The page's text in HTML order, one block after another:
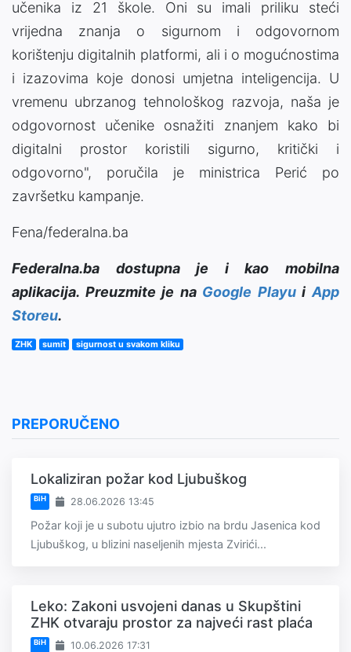
učenika iz 21 škole. Oni su imali priliku steći
vrijedna znanja o sigurnom i odgovornom
korištenju digitalnih platformi, ali i o mogućnostima
i izazovima koje donosi umjetna inteligencija. U
vremenu ubrzanog tehnološkog razvoja, naša je
odgovornost učenike osnažiti znanjem kako bi
digitalni prostor koristili sigurno, kritički i
odgovorno", poručila je ministrica Perić po
završetku kampanje.
Fena/federalna.ba
Federalna.ba dostupna je i kao mobilna
aplikacija. Preuzmite je na Google PlayuiApp
Storeu.
ZHK sumit sigurnost u svakom kliku
PREPORUČENO
Lokaliziran požar kod Ljubuškog
BiH 28.06.2026 13:45
Požar koji je u subotu ujutro izbio na brdu Jasenica kod
Ljubuškog, u blizini naseljenih mjesta Zvirići...
Leko: Zakoni usvojeni danas u Skupštini
ZHK otvaraju prostor za najveći rast plaća
BiH 10.06.2026 17:31